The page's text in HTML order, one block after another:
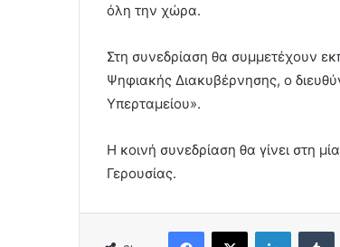
όλη την χώρα.
Στη συνεδρίαση θα συμμετέχουν
Ψηφιακής Διακυβέρνησης, ο
Υπερταμείου».
Η κοινή συνεδρίαση θα γίνει στη
Γερουσίας.
Facebook
X LinkedIn